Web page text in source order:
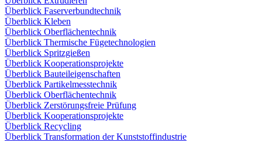
Überblick Faserverbundtechnik
Überblick Kleben
Überblick Oberflächentechnik
Überblick Thermische Fügetechnologien
Überblick Spritzgießen
Überblick Kooperationsprojekte
Überblick Bauteileigenschaften
Überblick Partikelmesstechnik
Überblick Oberflächentechnik
Überblick Zerstörungsfreie Prüfung
Überblick Kooperationsprojekte
Überblick Recycling
Überblick Transformation der Kunststoffindustrie